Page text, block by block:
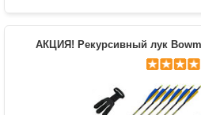
Масса (кг)
1,6
АКЦИЯ! Рекурсивный лук